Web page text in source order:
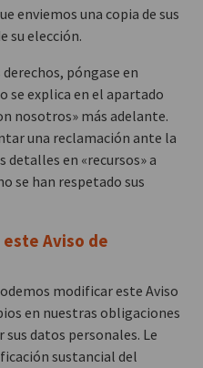
enviemos una copia de sus
su elección.
póngase en
explica en el apartado
nosotros» más adelante.
una reclamación ante la
en «recursos» a
se han respetado sus
este Aviso de
modificar este Aviso
en nuestras obligaciones
datos personales. Le
sustancial del